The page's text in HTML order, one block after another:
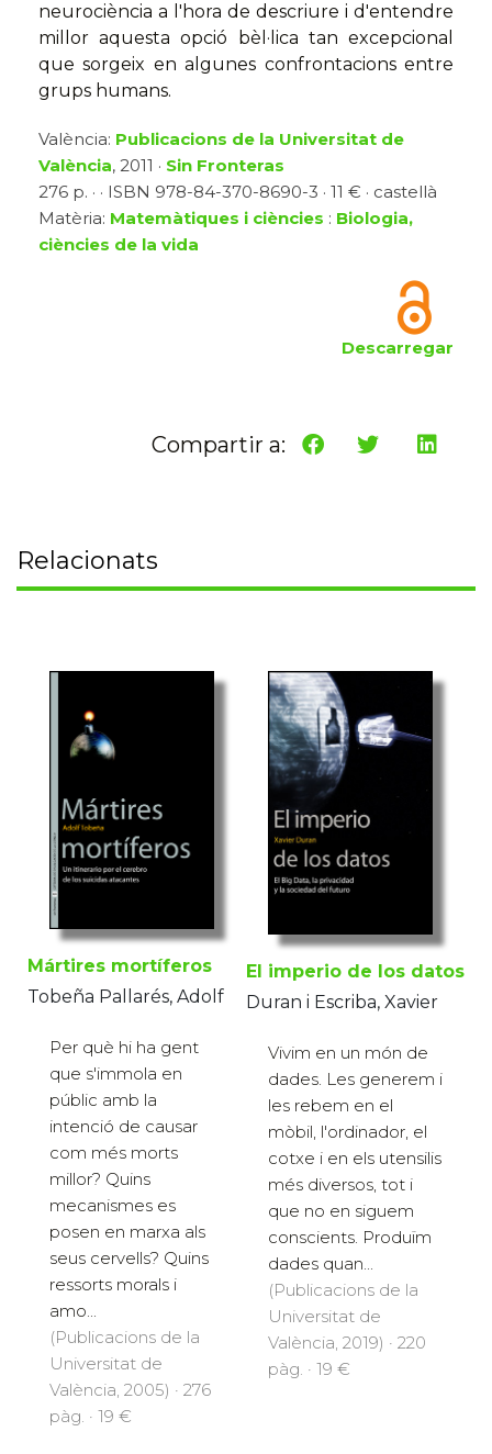
neurociència a l'hora de descriure i d'entendre
millor aquesta opció bèl·lica tan excepcional
que sorgeix en algunes confrontacions entre
grups humans.
València: Publicacions de la Universitat de
València, 2011 · Sin Fronteras
276 p. · · ISBN 978-84-370-8690-3 · 11 € · castellà
Matèria: Matemàtiques i ciències : Biologia,
ciències de la vida
Descarregar
Compartir a:
Relacionats
Mártires mortíferos
Tobeña Pallarés, Adolf
Per què hi ha gent
que s'immola en
públic amb la
intenció de causar
com més morts
millor? Quins
mecanismes es
posen en marxa als
seus cervells? Quins
ressorts morals i
amo...
(Publicacions de la
Universitat de
València, 2005) · 276
pàg. · 19 €
El imperio de los datos
Duran i Escriba, Xavier
Vivim en un món de
dades. Les generem i
les rebem en el
mòbil, l'ordinador, el
cotxe i en els utensilis
més diversos, tot i
que no en siguem
conscients. Produïm
dades quan...
(Publicacions de la
Universitat de
València, 2019) · 220
pàg. · 19 €